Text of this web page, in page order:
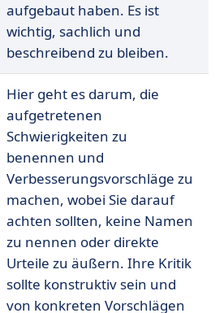
aufgebaut haben. Es ist
wichtig, sachlich und
beschreibend zu bleiben.
Hier geht es darum, die
aufgetretenen
Schwierigkeiten zu
benennen und
Verbesserungsvorschläge zu
machen, wobei Sie darauf
achten sollten, keine Namen
zu nennen oder direkte
Urteile zu äußern. Ihre Kritik
sollte konstruktiv sein und
von konkreten Vorschlägen